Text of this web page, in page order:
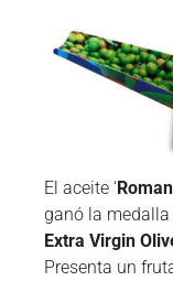
El aceite ‘
ganó la
Extra Virgin
Presenta un